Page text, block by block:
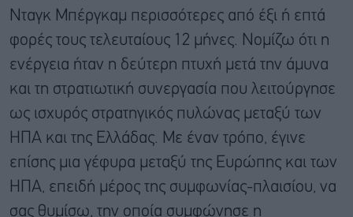
Νταγκ Μπέργκαμ περισσότερες από έξι ή επτά
φορές τους τελευταίους 12 μήνες. Νομίζω ότι η
ενέργεια ήταν η δεύτερη πτυχή μετά την άμυνα
και τη στρατιωτική συνεργασία που λειτούργησε
ως ισχυρός στρατηγικός πυλώνας μεταξύ των
ΗΠΑ και της Ελλάδας. Με έναν τρόπο, έγινε
επίσης μια γέφυρα μεταξύ της Ευρώπης και των
ΗΠΑ, επειδή μέρος της συμφωνίας-πλαισίου, να
σας θυμίσω, την οποία συμφώνησε η